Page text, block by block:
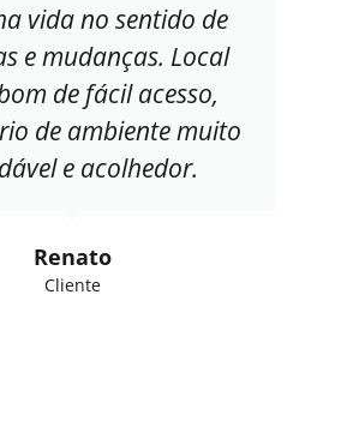
vida no sentido de
e mudanças. Local
de fácil acesso,
de ambiente muito
e acolhedor.
Renato
Cliente